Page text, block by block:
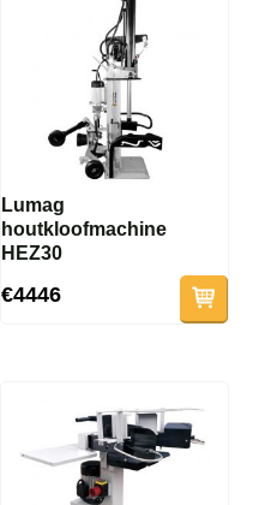
Lumag
houtkloofmachine
HEZ30
€4446